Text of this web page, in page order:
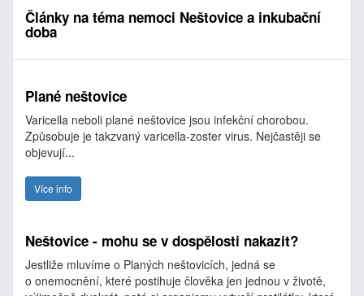
Články na téma nemoci Neštovice a inkubační
doba
Plané neštovice
Varicella neboli plané neštovice jsou infekční chorobou.
Způsobuje je takzvaný varicella-zoster virus. Nejčastěji se
objevují...
Více info
Neštovice - mohu se v dospělosti nakazit?
Jestliže mluvíme o Planých neštovicích, jedná se
o onemocnění, které postihuje člověka jen jednou v životě,